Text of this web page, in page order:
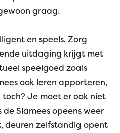
graag.
en speels. Zorg
uitdaging krijgt met
speelgoed zoals
ook leren apporteren,
toch? Je moet er ook niet
Siamees opeens weer
deuren zelfstandig opent